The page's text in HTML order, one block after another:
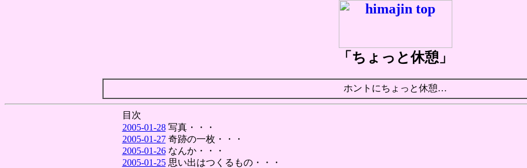
「ちょっと休憩」
ホントにちょっと休憩…
目次
2005-01-28写真・・・
2005-01-27奇跡の一枚・・・
2005-01-26なんか・・・
2005-01-25思い出はつくるもの・・・